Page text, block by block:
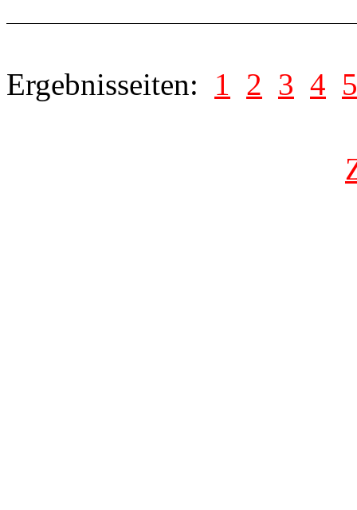
Ergebnisseiten: 1 2 3 4 5